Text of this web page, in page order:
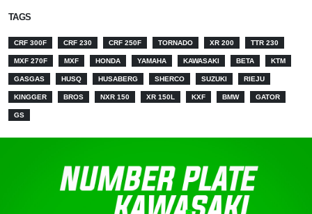
TAGS
CRF 300F CRF 230 CRF 250F TORNADO XR 200 TTR 230
MXF 270F MXF HONDA YAMAHA KAWASAKI BETA KTM
GASGAS HUSQ HUSABERG SHERCO SUZUKI RIEJU
KINGGER BROS NXR 150 XR 150L KXF BMW GATOR
GS